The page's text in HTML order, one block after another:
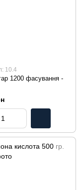
10.4
1200 фасування -